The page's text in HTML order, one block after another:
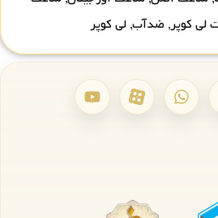
لی کوپر, ضدآب, لی کوپر